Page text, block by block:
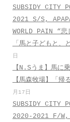
SUBSIDY CITY
2021 S/S,
WORLD PAIN “悲
「馬と子どもと、
日
【N.Sうま】馬に
【馬森牧場】「帰
月17日
SUBSIDY CITY
2020-2021 F/W,